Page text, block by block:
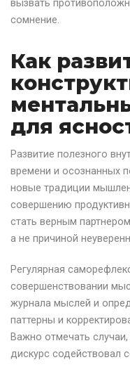
вызвать
сомнение.
Как
для
Развитие полезного
времени и осознанных
новые традиции
совершению
стать верным
а не причиной
Регулярная
совершенствовании
журнала мыслей и
паттерны и
Важно отмечать
дискурс содействовал